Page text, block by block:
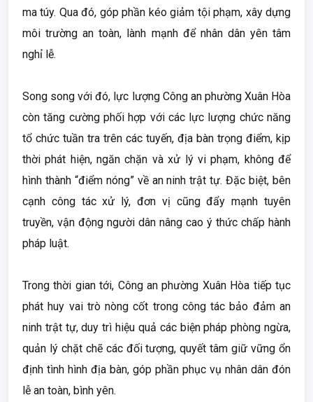
ma túy. Qua đó, góp phần kéo giảm tội phạm, xây dựng
môi trường an toàn, lành mạnh để nhân dân yên tâm
nghỉ lễ.
Song song với đó, lực lượng Công an phường Xuân Hòa
còn tăng cường phối hợp với các lực lượng chức năng
tổ chức tuần tra trên các tuyến, địa bàn trọng điểm, kịp
thời phát hiện, ngăn chặn và xử lý vi phạm, không để
hình thành “điểm nóng” về an ninh trật tự. Đặc biệt, bên
cạnh công tác xử lý, đơn vị cũng đẩy mạnh tuyên
truyền, vận động người dân nâng cao ý thức chấp hành
pháp luật.
Trong thời gian tới, Công an phường Xuân Hòa tiếp tục
phát huy vai trò nòng cốt trong công tác bảo đảm an
ninh trật tự, duy trì hiệu quả các biện pháp phòng ngừa,
quản lý chặt chẽ các đối tượng, quyết tâm giữ vững ổn
định tình hình địa bàn, góp phần phục vụ nhân dân đón
lễ an toàn, bình yên.